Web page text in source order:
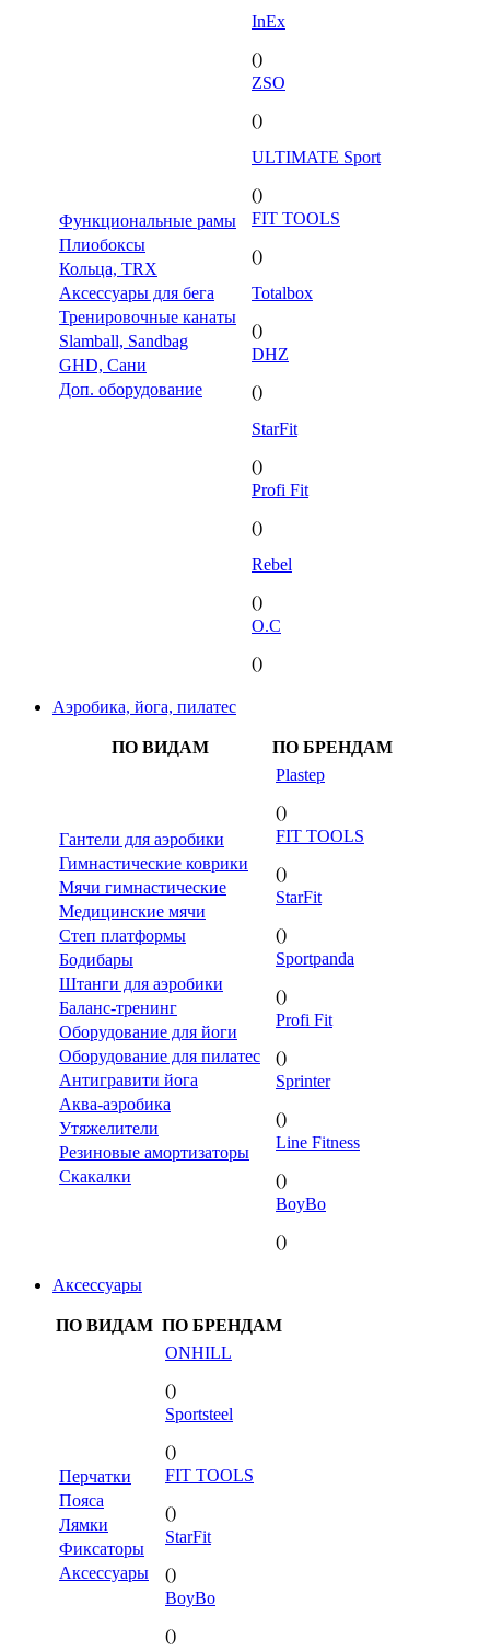
Функциональные рамы
Плиобоксы
Кольца, TRX
Аксессуары для бега
Тренировочные канаты
Slamball, Sandbag
GHD, Сани
Доп. оборудование
InEx
()
ZSO
()
ULTIMATE Sport
()
FIT TOOLS
()
Totalbox
()
DHZ
()
StarFit
()
Profi Fit
()
Rebel
()
O.C
()
Аэробика, йога, пилатес
ПО ВИДАМ ПО БРЕНДАМ
Гантели для аэробики
Гимнастические коврики
Мячи гимнастические
Медицинские мячи
Степ платформы
Бодибары
Штанги для аэробики
Баланс-тренинг
Оборудование для йоги
Оборудование для пилатес
Антигравити йога
Аква-аэробика
Утяжелители
Резиновые амортизаторы
Скакалки
Plastep
()
FIT TOOLS
()
StarFit
()
Sportpanda
()
Profi Fit
()
Sprinter
()
Line Fitness
()
BoyBo
()
Аксессуары
ПО ВИДАМ ПО БРЕНДАМ
Перчатки
Пояса
Лямки
Фиксаторы
Аксессуары
ONHILL
()
Sportsteel
()
FIT TOOLS
()
StarFit
()
BoyBo
()